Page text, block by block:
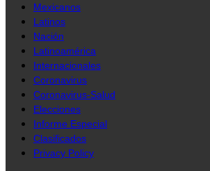
Mexicanos
Latinos
Nación
Latinoamérica
Internacionales
Coronavirus
Coronavirus-Salud
Elecciones
Informe Especial
Clasificados
Privacy Policy